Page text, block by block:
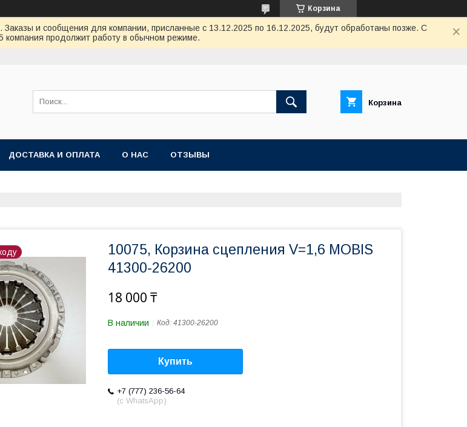
Корзина
Заказы и сообщения для компании, присланные с 13.12.2025 по 16.12.2025, будут обработаны позже. С
компания продолжит работу в обычном режиме.
Корзина
ДОСТАВКА И ОПЛАТА О НАС ОТЗЫВЫ
10075, Корзина сцепления V=1,6 MOBIS
41300-26200
18 000 ₸
В наличии Код: 41300-26200
Купить
+7 (777) 236-56-64
(с WhatsApp)